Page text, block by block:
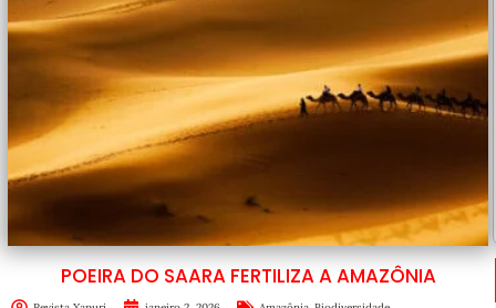
POEIRA DO SAARA FERTILIZA A AMAZÔNIA